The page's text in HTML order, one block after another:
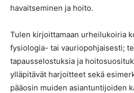
havaitseminen ja hoito.
Tulen kirjoittamaan urheilukoiria
fysiologia- tai vauriopohjaisesti;
tapausselostuksia ja
ylläpitävät harjoitteet sekä
pääosin muiden asiantuntijoiden